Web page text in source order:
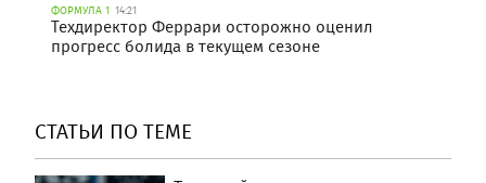
ФОРМУЛА 1 14:21
Техдиректор Феррари осторожно оценил
прогресс болида в текущем сезоне
СТАТЬИ ПО ТЕМЕ